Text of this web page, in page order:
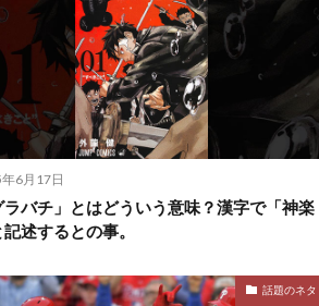
6月17日
ラバチ」とはどういう意味？漢字で「神楽
述するとの事。
話題のネタ